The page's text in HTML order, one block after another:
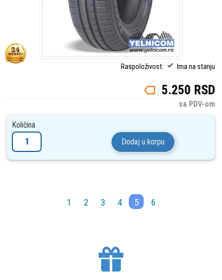
Raspoloživost: Ima na stanju
5.250 RSD
sa PDV-om
Količina
Dodaj u korpu
1 2 3 4 5 6